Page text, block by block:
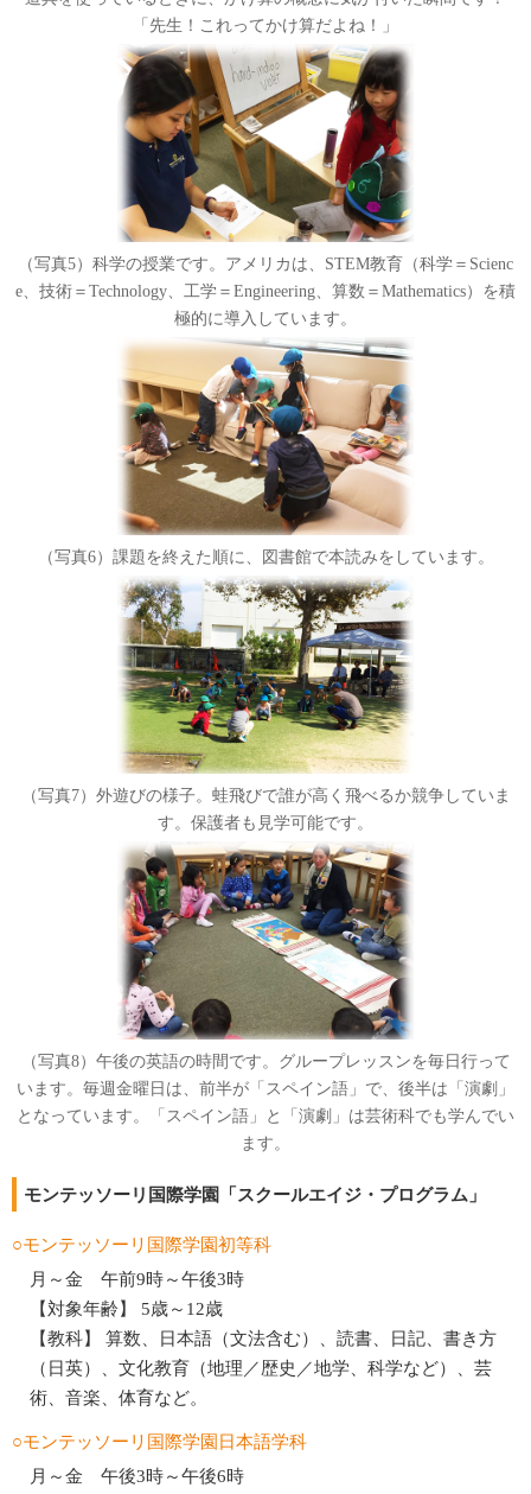
「先生！これってかけ算だよね！」
（写真5）科学の授業です。アメリカは、STEM教育（科学＝Scienc
e、技術＝Technology、工学＝Engineering、算数＝Mathematics）を積
極的に導入しています。
（写真6）課題を終えた順に、図書館で本読みをしています。
（写真7）外遊びの様子。蛙飛びで誰が高く飛べるか競争していま
す。保護者も見学可能です。
（写真8）午後の英語の時間です。グループレッスンを毎日行って
います。毎週金曜日は、前半が「スペイン語」で、後半は「演劇」
となっています。「スペイン語」と「演劇」は芸術科でも学んでい
ます。
モンテッソーリ国際学園「スクールエイジ・プログラム」
○モンテッソーリ国際学園初等科
月～金 午前9時～午後3時
【対象年齢】 5歳～12歳
【教科】 算数、日本語（文法含む）、読書、日記、書き方
（日英）、文化教育（地理／歴史／地学、科学など）、芸
術、音楽、体育など。
○モンテッソーリ国際学園日本語学科
月～金 午後3時～午後6時